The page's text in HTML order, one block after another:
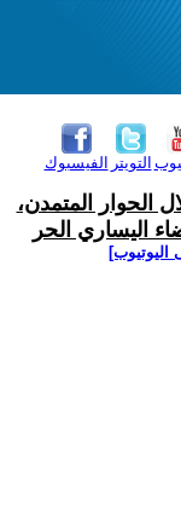
الفيسبوك التويتر
الحوار المتمدن،
اليساري الحر